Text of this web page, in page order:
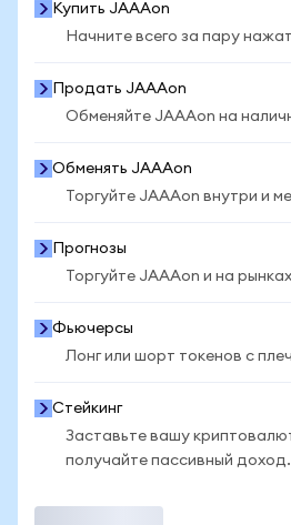
Купить JAAAon
Начните всего за пару
Продать JAAAon
Обменяйте JAAAon на
Обменять JAAAon
Торгуйте JAAAon внутри и
Прогнозы
Торгуйте JAAAon и на
Фьючерсы
Лонг или шорт токенов с
Стейкинг
Заставьте вашу
получайте пассивный доход.